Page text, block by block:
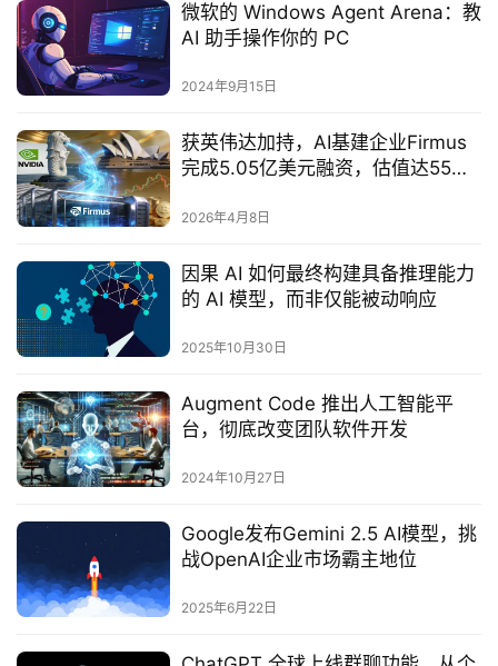
微软的 Windows Agent Arena：教
AI 助手操作你的 PC
2024年9月15日
获英伟达加持，AI基建企业Firmus
完成5.05亿美元融资，估值达55亿
2026年4月8日
因果 AI 如何最终构建具备推理能力
的 AI 模型，而非仅能被动响应
2025年10月30日
Augment Code 推出人工智能平
台，彻底改变团队软件开发
2024年10月27日
Google发布Gemini 2.5 AI模型，挑
战OpenAI企业市场霸主地位
2025年6月22日